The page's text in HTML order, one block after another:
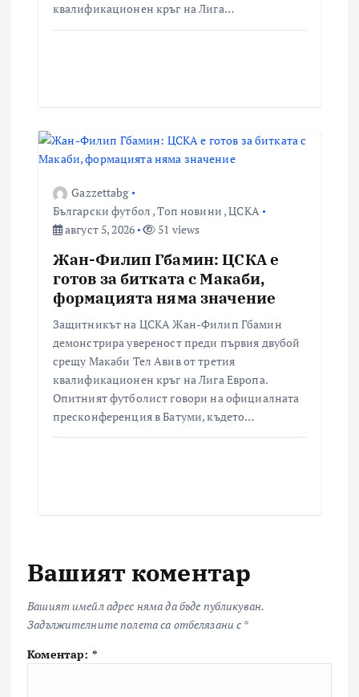
квалификационен кръг на Лига…
Gazzettabg
Български футбол ,Топ новини ,ЦСКА
август 5, 2026
51 views
Жан-Филип Гбамин: ЦСКА е
готов за битката с Макаби,
формацията няма значение
Защитникът на ЦСКА Жан-Филип Гбамин
демонстрира увереност преди първия двубой
срещу Макаби Тел Авив от третия
квалификационен кръг на Лига Европа.
Опитният футболист говори на официалната
пресконференция в Батуми, където…
Вашият коментар
Вашият имейл адрес няма да бъде публикуван.
Задължителните полета са отбелязани с *
Коментар: *